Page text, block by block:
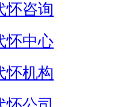
怀咨询
怀中心
怀机构